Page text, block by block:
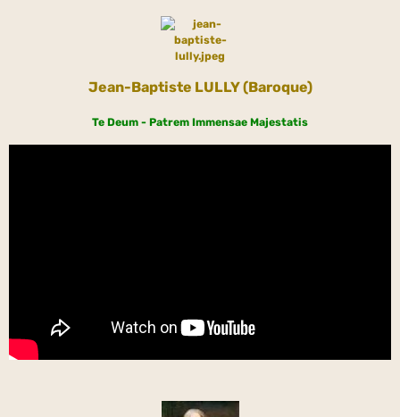
Jean-Baptiste LULLY (Baroque)
Te Deum - Patrem Immensae Majestatis